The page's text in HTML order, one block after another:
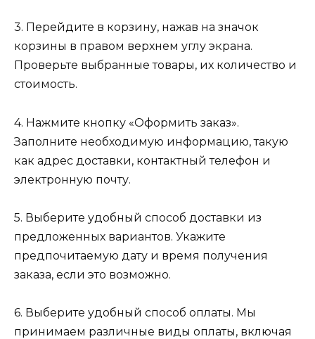
3. Перейдите в корзину, нажав на значок
корзины в правом верхнем углу экрана.
Проверьте выбранные товары, их количество и
стоимость.
4. Нажмите кнопку «Оформить заказ».
Заполните необходимую информацию, такую
как адрес доставки, контактный телефон и
электронную почту.
5. Выберите удобный способ доставки из
предложенных вариантов. Укажите
предпочитаемую дату и время получения
заказа, если это возможно.
6. Выберите удобный способ оплаты. Мы
принимаем различные виды оплаты, включая